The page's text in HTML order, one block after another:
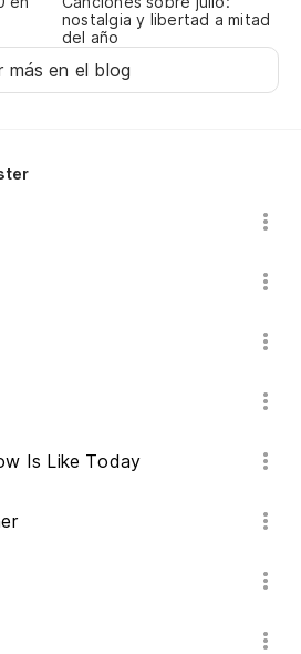
nostalgia y libertad a mitad
del año
más en el blog
Is Like Today